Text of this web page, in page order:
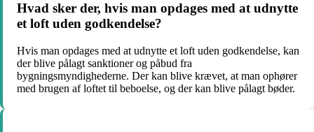
Hvad sker der, hvis man opdages med at udnytte
et loft uden godkendelse?
Hvis man opdages med at udnytte et loft uden godkendelse, kan
der blive pålagt sanktioner og påbud fra
bygningsmyndighederne. Der kan blive krævet, at man ophører
med brugen af loftet til beboelse, og der kan blive pålagt bøder.